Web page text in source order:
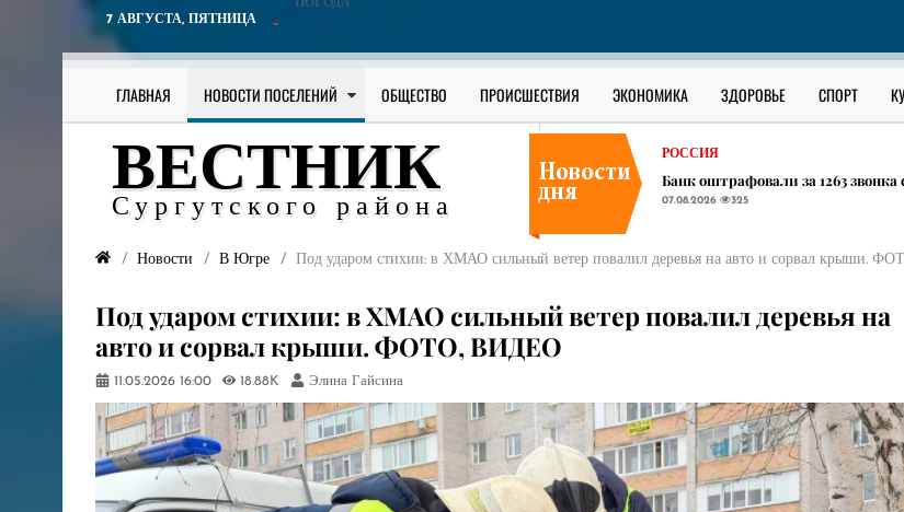
7 АВГУСТА, ПЯТНИЦА
ПОГОДА
ГЛАВНАЯ НОВОСТИ ПОСЕЛЕНИЙ ОБЩЕСТВО ПРОИСШЕСТВИЯ ЭКОНОМИКА ЗДОРОВЬЕ СПОРТ
ВЕСТНИК
Сургутского района
07.08.2026 288
РОССИЯ
Банк оштрафовали за 1263 звонка
07.08.2026 325
В Сургутском районе ищут
07.08.2026
В соседних ХМАО регионах
Новости В Югре Под ударом стихии: в ХМАО сильный ветер повалил деревья на авто и сорвал крыши.
Под ударом стихии: в ХМАО сильный ветер повалил деревья на
авто и сорвал крыши. ФОТО, ВИДЕО
11.05.2026 16:00 18.88K Элина Гайсина